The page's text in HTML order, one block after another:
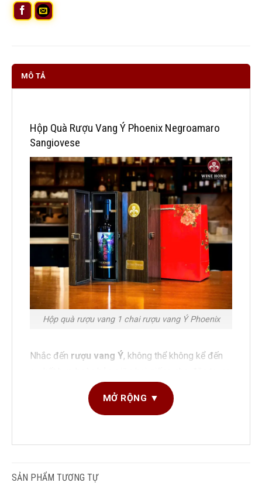
MÔ TẢ
Hộp Quà Rượu Vang Ý Phoenix Negroamaro
Sangiovese
Hộp quà rượu vang 1 chai rượu vang Ý Phoenix
Nhắc đến rượu vang Ý, không thể không kể đến
của miền Nam nước Ý là
Negroamaro
. Với chất lượng vượt trội và hương vị
MỞ RỘNG ▼
SẢN PHẨM TƯƠNG TỰ